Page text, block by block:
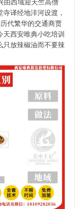
由西域迎天竺高僧
译经地沣河设渡，
代繁华的交通商贾
西安唯典小吃培训
只放辣椒油而不要辣